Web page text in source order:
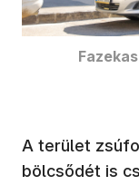
A terület
bölcsődét is